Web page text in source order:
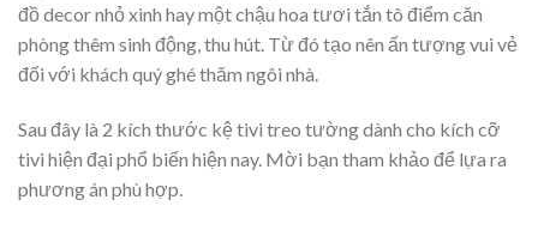
đồ decor nhỏ xinh hay một chậu hoa tươi tắn tô điểm căn
phòng thêm sinh động, thu hút. Từ đó tạo nên ấn tượng vui vẻ
đối với khách quý ghé thăm ngôi nhà.
Sau đây là 2 kích thước kệ tivi treo tường dành cho kích cỡ
tivi hiện đại phổ biến hiện nay. Mời bạn tham khảo để lựa ra
phương án phù hợp.